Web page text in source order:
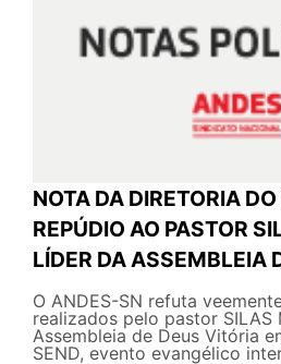
NOTA DA DIRETORIA
REPÚDIO AO PASTOR
LÍDER DA ASSEMBLEIA
O ANDES-SN refuta
realizados pelo pastor SILAS
Assembleia de Deus Vitória
SEND, evento evangélico